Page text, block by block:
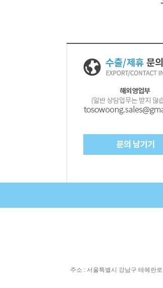
주소 : 서울특별시 강남구 테헤란